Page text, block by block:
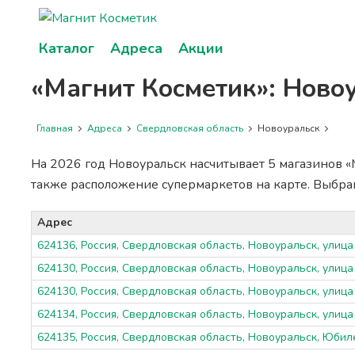
Каталог Адреса Акции
«Магнит Косметик»:
Главная Адреса Свердловская область Новоуральск
На 2026 год Новоуральск насчитывает 5 магазинов
также расположение супермаркетов на карте.
Адрес
624136, Россия, Свердловская область, Новоуральск,
624130, Россия, Свердловская область, Новоуральск,
624130, Россия, Свердловская область, Новоуральск,
624134, Россия, Свердловская область, Новоуральск,
624135, Россия, Свердловская область, Новоуральск,